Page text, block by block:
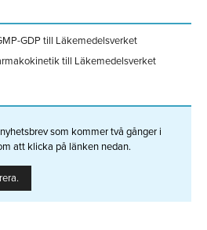
GDP till Läkemedelsverket
till Läkemedelsverket
som kommer två gånger i
att klicka på länken nedan.